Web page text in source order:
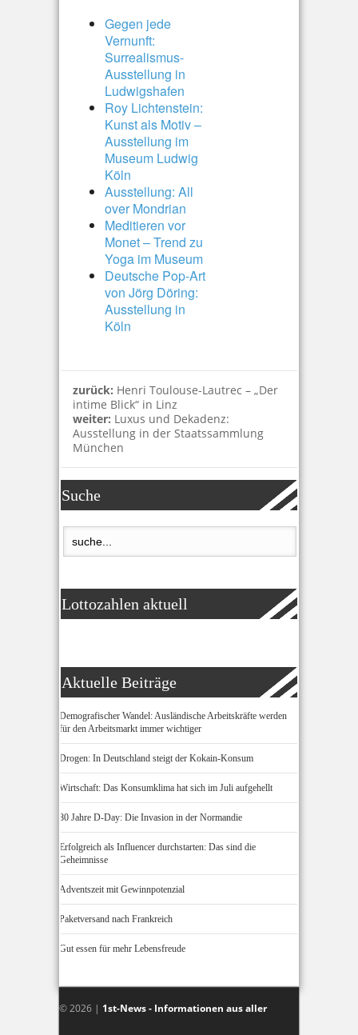
Gegen jede
Vernunft:
Surrealismus-
Ausstellung in
Ludwigshafen
Roy Lichtenstein:
Kunst als Motiv –
Ausstellung im
Museum Ludwig
Köln
Ausstellung: All
over Mondrian
Meditieren vor
Monet – Trend zu
Yoga im Museum
Deutsche Pop-Art
von Jörg Döring:
Ausstellung in
Köln
zurück: Henri Toulouse-Lautrec – „Der
intime Blick“ in Linz
weiter: Luxus und Dekadenz:
Ausstellung in der Staatssammlung
München
Suche
Lottozahlen aktuell
Aktuelle Beiträge
Demografischer Wandel: Ausländische Arbeitskräfte werden
für den Arbeitsmarkt immer wichtiger
Drogen: In Deutschland steigt der Kokain-Konsum
Wirtschaft: Das Konsumklima hat sich im Juli aufgehellt
80 Jahre D-Day: Die Invasion in der Normandie
Erfolgreich als Influencer durchstarten: Das sind die
Geheimnisse
Adventszeit mit Gewinnpotenzial
Paketversand nach Frankreich
Gut essen für mehr Lebensfreude
© 2026 | 1st-News - Informationen aus aller